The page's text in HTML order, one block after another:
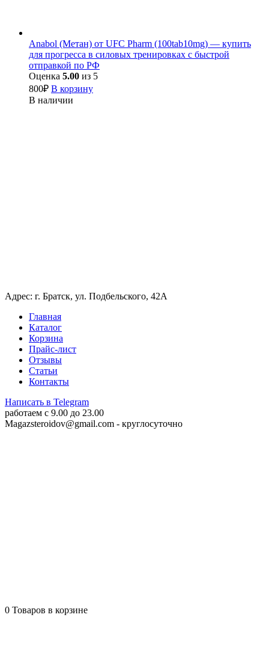
Anabol (Метан) от UFC Pharm (100tab10mg) — купить
для прогресса в силовых тренировках с быстрой
отправкой по РФ
Оценка 5.00 из 5
800₽ В корзину
В наличии
Адрес: г. Братск, ул. Подбельского, 42А
Главная
Каталог
Корзина
Прайс-лист
Отзывы
Статьи
Контакты
Написать в Telegram
работаем c 9.00 до 23.00
Magazsteroidov@gmail.com - круглосуточно
0 Товаров в корзине